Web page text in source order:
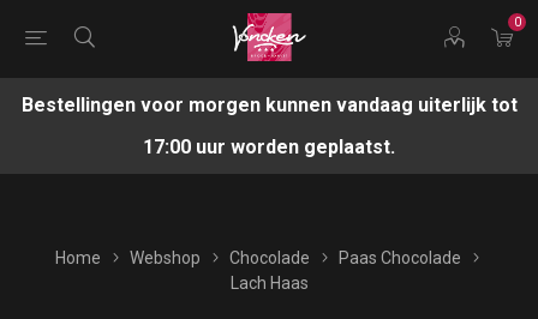
0
Bestellingen voor morgen kunnen vandaag uiterlijk tot
17:00 uur worden geplaatst.
Home Webshop Chocolade
Paas Chocolade
Lach Haas